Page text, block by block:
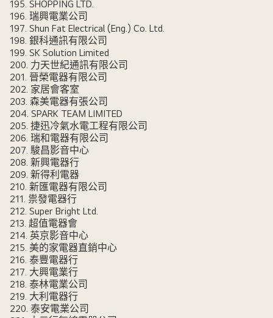
195. SHOPPING LTD.
196. 瑞興電業公司
197. Shun Fat Electrical (Eng.) Co. Ltd.
198. 銀科通訊有限公司
199. SK Solution Limited
200. 力天世紀通訊有限公司
201. 晉榮電器有限公司
202. 家居會客室
203. 森美電器有張公司
204. SPARK TEAM LIMITED
205. 捷迅冷氣水電工程有限公司
206. 瑞和電器有限公司
207. 駿昌影音中心
208. 新興電器行
209. 新得利電器
210. 新匯電器有限公司
211. 祟發電器行
212. Super Bright Ltd.
213. 超值電器會
214. 英京影音中心
215. 美的家電器直銷中心
216. 泰豐電器行
217. 大興電業行
218. 泰林電業公司
219. 大利電器行
220. 泰安電業公司